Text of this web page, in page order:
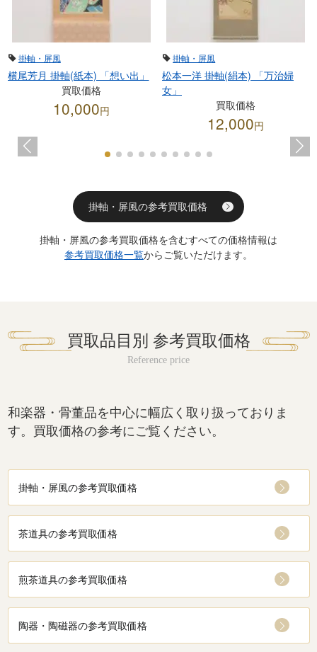
掛軸・屏風
横尾芳月 掛軸(紙本) 「想い出」
買取価格
10,000円
掛軸・屏風
松本一洋 掛軸(絹本) 「万治婦
女」
買取価格
12,000円
掛軸・屏風の参考買取価格
掛軸・屏風の参考買取価格を含むすべての価格情報は
参考買取価格一覧からご覧いただけます。
買取品目別 参考買取価格
和楽器・骨董品を中心に幅広く取り扱っておりま
す。買取価格の参考にご覧ください。
掛軸・屏風の参考買取価格
茶道具の参考買取価格
煎茶道具の参考買取価格
陶器・陶磁器の参考買取価格